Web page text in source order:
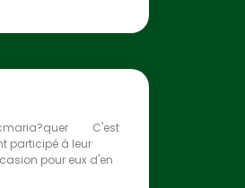
C'est
participé à leur
pour eux d'en